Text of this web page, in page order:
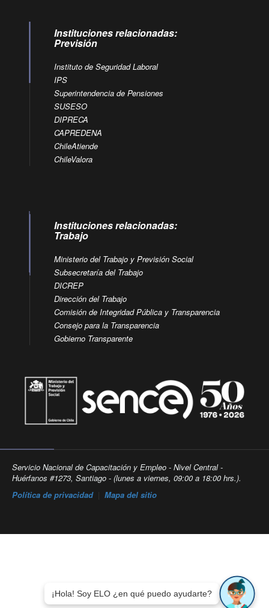
Instituciones relacionadas:
Previsión
Instituto de Seguridad Laboral
IPS
Superintendencia de Pensiones
SUSESO
DIPRECA
CAPREDENA
ChileAtiende
ChileValora
Instituciones relacionadas:
Trabajo
Ministerio del Trabajo y Previsión Social
Subsecretaría del Trabajo
DICREP
Dirección del Trabajo
Comisión de Integridad Pública y Transparencia
Consejo para la Transparencia
Gobierno Transparente
Servicio Nacional de Capacitación y Empleo - Nivel Central -
Huérfanos #1273, Santiago - (lunes a viernes, 09:00 a 18:00 hrs.).
Política de privacidad| Mapa del sitio
¡Hola! Soy ELO ¿en qué puedo ayudarte?